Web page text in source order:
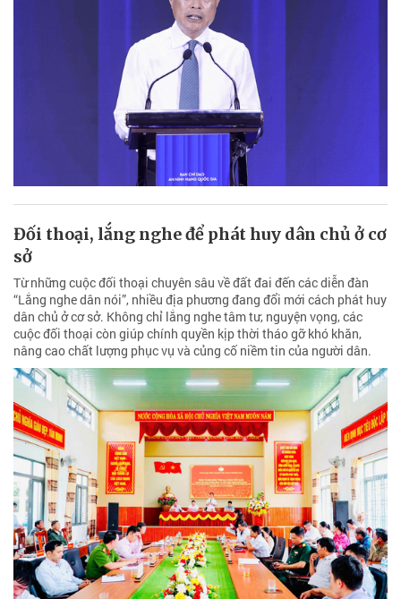
Đối thoại, lắng nghe để phát huy dân chủ ở cơ
sở
Từ những cuộc đối thoại chuyên sâu về đất đai đến các diễn đàn
“Lắng nghe dân nói”, nhiều địa phương đang đổi mới cách phát huy
dân chủ ở cơ sở. Không chỉ lắng nghe tâm tư, nguyện vọng, các
cuộc đối thoại còn giúp chính quyền kịp thời tháo gỡ khó khăn,
nâng cao chất lượng phục vụ và củng cố niềm tin của người dân.